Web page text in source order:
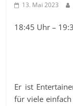
13. Mai 2023
18:45 Uhr –
Er ist
für viele einfach